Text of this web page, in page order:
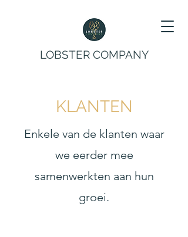
LOBSTER COMPANY
KLANTEN
Enkele van de klanten waar
we eerder mee
samenwerkten aan hun
groei.